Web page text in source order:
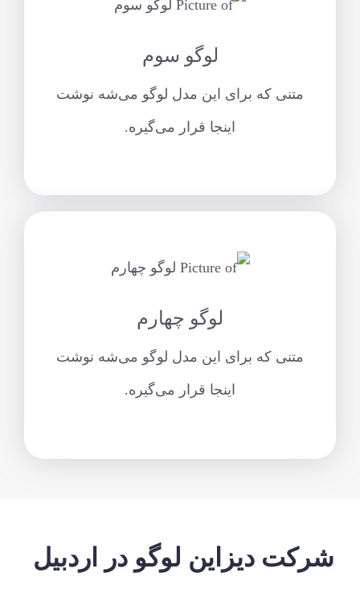
لوگو سوم
متنی که برای این مدل لوگو می‌شه نوشت
اینجا قرار می‌گیره.
لوگو چهارم
متنی که برای این مدل لوگو می‌شه نوشت
اینجا قرار می‌گیره.
شرکت دیزاین لوگو در اردبیل